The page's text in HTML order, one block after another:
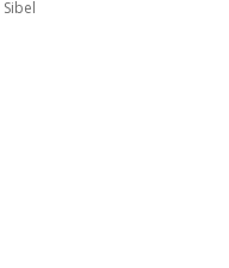
Sibel